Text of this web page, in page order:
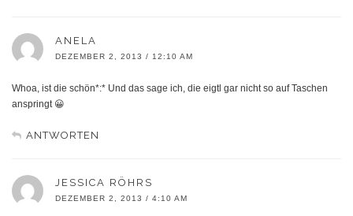
ANELA
DEZEMBER 2, 2013 / 12:10 AM
Whoa, ist die schön*:* Und das sage ich, die eigtl gar nicht so auf Taschen
anspringt 😀
ANTWORTEN
JESSICA RÖHRS
DEZEMBER 2, 2013 / 4:10 AM